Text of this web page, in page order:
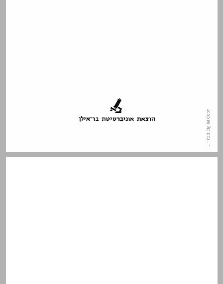
תוכן העניינים ... 5